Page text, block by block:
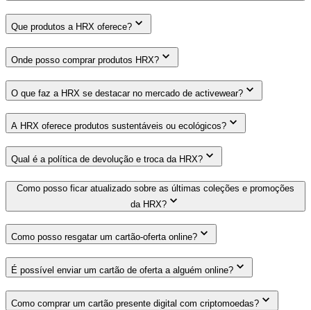
Que produtos a HRX oferece?
Onde posso comprar produtos HRX?
O que faz a HRX se destacar no mercado de activewear?
A HRX oferece produtos sustentáveis ou ecológicos?
Qual é a política de devolução e troca da HRX?
Como posso ficar atualizado sobre as últimas coleções e promoções
da HRX?
Como posso resgatar um cartão-oferta online?
É possível enviar um cartão de oferta a alguém online?
Como comprar um cartão presente digital com criptomoedas?